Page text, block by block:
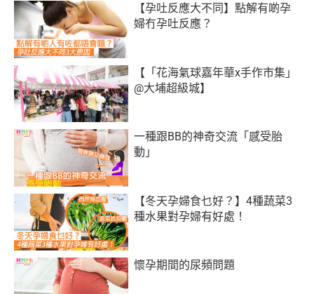
【孕吐反應大不同】點解有啲孕
婦冇孕吐反應？
【「花海氣球嘉年華x手作市集」
@大埔超級城】
一種跟BB的神奇交流「感受胎
動」
【冬天孕婦食乜好？】4種蔬菜3
種水果對孕婦有好處！
懷孕期間的尿頻問題